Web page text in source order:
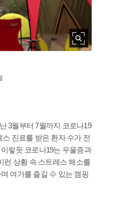
3월부터 7월까지 코로나19
진료를 받은 환자 수가 전
렇듯 코로나19는 우울증과
런 상황 속 스트레스 해소를
여가를 즐길 수 있는 캠핑